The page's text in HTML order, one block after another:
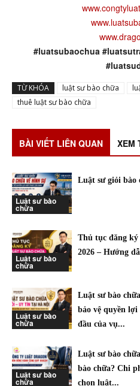
#luatsubaochua
TỪ KHÓA luật sư bào chữa
thuê luật sư bào chữa
BÀI VIẾT LIÊN QUAN XEM
Luật sư bào
chữa
Luật sư giỏi bào
Luật sư bào
chữa
Thủ tục đăng
2026 – Hướng
Luật sư bào
chữa
Luật sư bào
bảo vệ quyền
đầu của vụ...
Luật sư bào
chữa
Luật sư bào
bào chữa? Chi
chọn luật...